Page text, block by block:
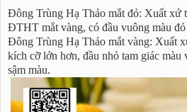
Đông Trùng Hạ Thảo mắt đỏ: Xuất xứ
ĐTHT mắt vàng, có đầu vuông màu đỏ
Đông Trùng Hạ Thảo mắt vàng: Xuất
kích cỡ lớn hơn, đầu nhỏ tam giác màu
sậm màu.